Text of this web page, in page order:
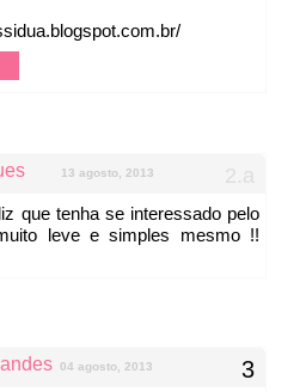
13 agosto, 2013
que tenha se interessado pelo
leve e simples mesmo !!
04 agosto, 2013